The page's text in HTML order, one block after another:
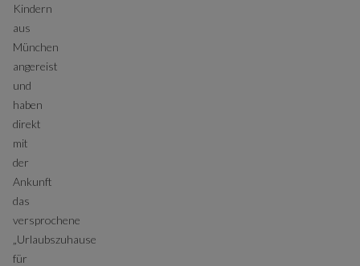
Kindern
aus
München
angereist
und
haben
direkt
mit
der
Ankunft
das
versprochene
„Urlaubszuhause
für